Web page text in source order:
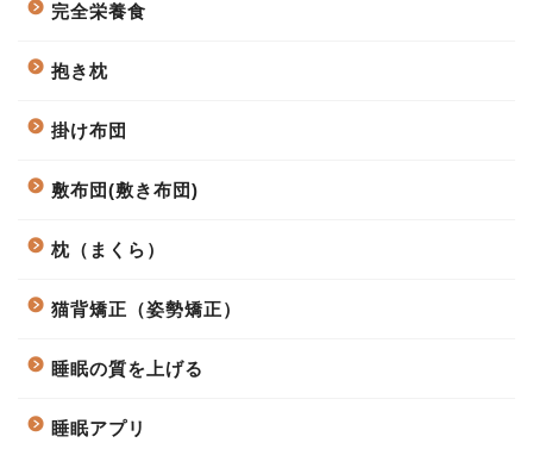
完全栄養食
抱き枕
掛け布団
敷布団(敷き布団)
枕（まくら）
猫背矯正（姿勢矯正）
睡眠の質を上げる
睡眠アプリ